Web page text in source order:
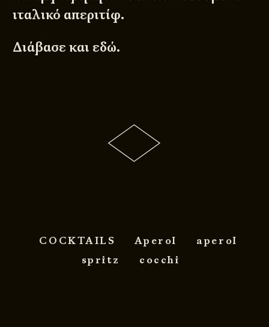
ιταλικό απεριτίφ.
Διάβασε και εδώ.
COCKTAILS Aperol
aperol
spritz
cocchi